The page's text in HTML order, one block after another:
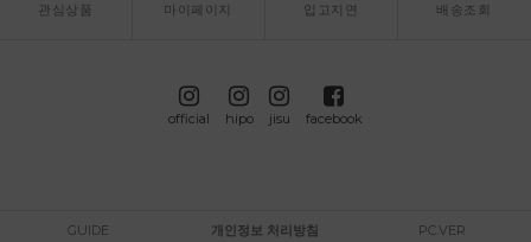
관심상품 마이페이지 입고지연 배송조회
official hipo jisu facebook
GUIDE 개인정보 처리방침 PC.VER